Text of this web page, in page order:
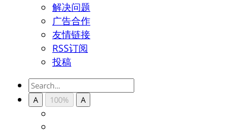
解决问题
广告合作
友情链接
RSS订阅
投稿
A 100% A